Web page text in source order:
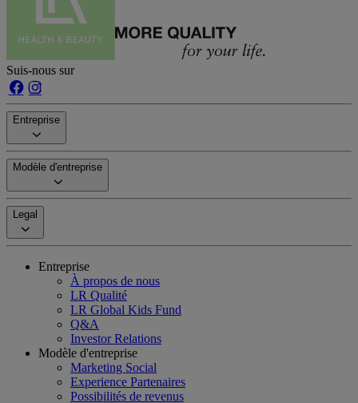
Suis-nous sur
Entreprise
Modèle d'entreprise
Legal
Entreprise
À propos de nous
LR Qualité
LR Global Kids Fund
Q&A
Investor Relations
Modèle d'entreprise
Marketing Social
Experience Partenaires
Possibilités de revenus